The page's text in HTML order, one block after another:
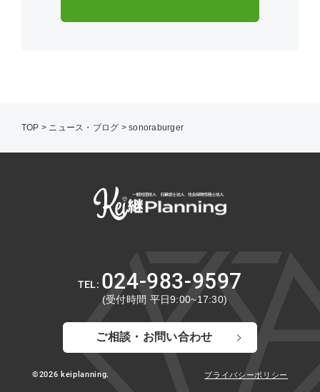
TOP > ニュース・ブログ >sonoraburger
024-983-9597
(受付時間 平日9:00~17:30)
ご相談・お問い合わせ
©2026 keiplanning. プライバシーポリシー